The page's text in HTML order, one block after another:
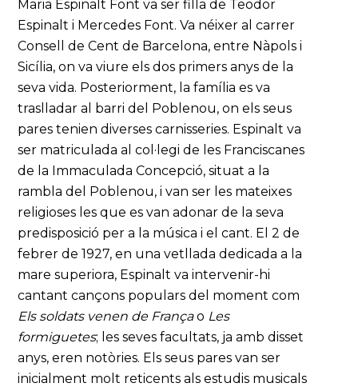
Maria Espinalt Font va ser filla de Teodor
Espinalt i Mercedes Font. Va néixer al carrer
Consell de Cent de Barcelona, entre Nàpols i
Sicília, on va viure els dos primers anys de la
seva vida. Posteriorment, la família es va
traslladar al barri del Poblenou, on els seus
pares tenien diverses carnisseries. Espinalt va
ser matriculada al col·legi de les Franciscanes
de la Immaculada Concepció, situat a la
rambla del Poblenou, i van ser les mateixes
religioses les que es van adonar de la seva
predisposició per a la música i el cant. El 2 de
febrer de 1927, en una vetllada dedicada a la
mare superiora, Espinalt va intervenir-hi
cantant cançons populars del moment com
Els soldats venen de Françao Les
formiguetes; les seves facultats, ja amb disset
anys, eren notòries. Els seus pares van ser
inicialment molt reticents als estudis musicals